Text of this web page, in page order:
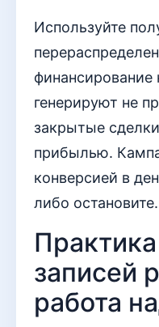
Используйте
финансирование
генерируют не
закрытые
прибылью.
конверсией в
либо остановите.
записей
работа